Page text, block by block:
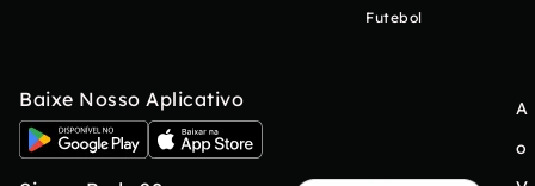
Futebol
Baixe Nosso Aplicativo
A
o